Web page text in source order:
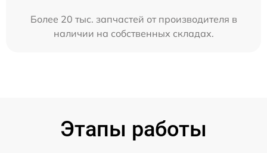
Более 20 тыс. запчастей от производителя в
наличии на собственных складах.
Этапы работы